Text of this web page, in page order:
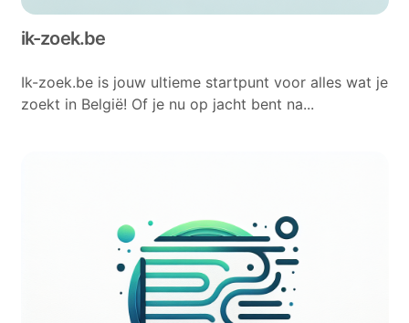
ik-zoek.be
Ik-zoek.be is jouw ultieme startpunt voor alles wat je
zoekt in België! Of je nu op jacht bent na...